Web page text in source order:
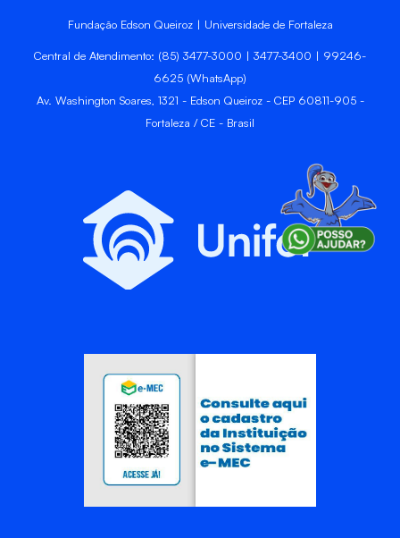
Fundação Edson Queiroz | Universidade de Fortaleza
Central de Atendimento: (85) 3477-3000 | 3477-3400 | 99246-
6625 (WhatsApp)
Av. Washington Soares, 1321 - Edson Queiroz - CEP 60811-905 -
Fortaleza / CE - Brasil